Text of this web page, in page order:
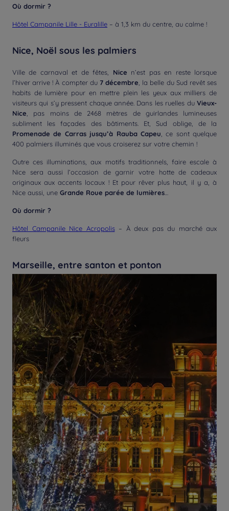
Où dormir ?
Hôtel Campanile Lille - Euralille – à 1,3 km du centre, au calme !
Nice, Noël sous les palmiers
Ville de carnaval et de fêtes, Nice n’est pas en reste lorsque
l’hiver arrive ! À compter du 7 décembre , la belle du Sud revêt ses
habits de lumière pour en mettre plein les yeux aux milliers de
visiteurs qui s’y pressent chaque année. Dans les ruelles du Vieux-
Nice , pas moins de 2468 mètres de guirlandes lumineuses
subliment les façades des bâtiments. Et, Sud oblige, de la
Promenade de Carras jusqu’à Rauba Capeu , ce sont quelque
400 palmiers illuminés que vous croiserez sur votre chemin !
Outre ces illuminations, aux motifs traditionnels, faire escale à
Nice sera aussi l’occasion de garnir votre hotte de cadeaux
originaux aux accents locaux ! Et pour rêver plus haut, il y a, à
Nice aussi, une Grande Roue parée de lumières
Où dormir ?
Hôtel Campanile Nice Acropolis– À deux pas du marché aux
fleurs
Marseille, entre santon et ponton